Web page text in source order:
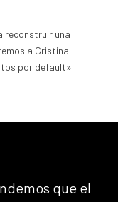
reconstruir una
a Cristina
por default»
que el